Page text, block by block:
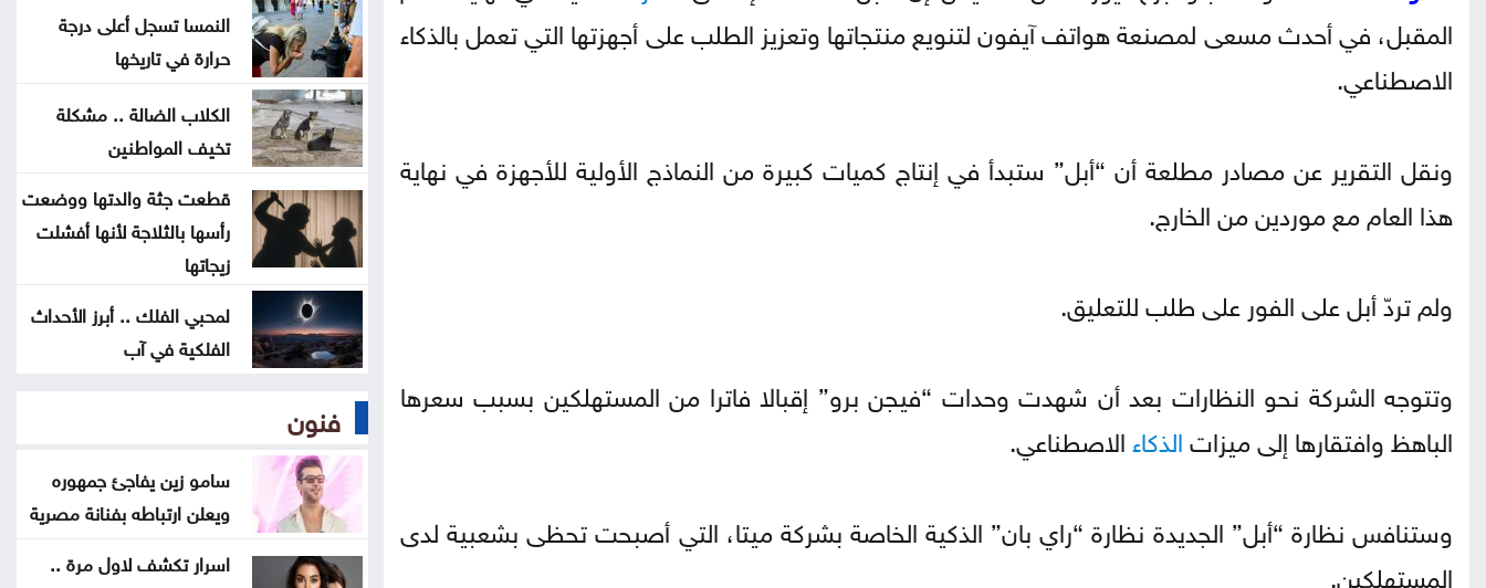
المقبل، في أحدث مسعى لمصنعة هواتف آيفون لتنويع منتجاتها وتعزيز الطلب على أجهزتها التي تعمل بالذكاء
الاصطناعي.
ونقل التقرير عن مصادر مطلعة أن “أبل” ستبدأ في إنتاج كميات كبيرة من النماذج الأولية للأجهزة في نهاية
هذا العام مع موردين من الخارج.
ولم تردّ أبل على الفور على طلب للتعليق.
وتتوجه الشركة نحو النظارات بعد أن شهدت وحدات “فيجن برو” إقبالا فاترا من المستهلكين بسبب سعرها
الباهظ وافتقارها إلى ميزاتالذكاءالاصطناعي.
وستنافس نظارة “أبل” الجديدة نظارة “راي بان” الذكية الخاصة بشركة ميتا، التي أصبحت تحظى بشعبية لدى
المستهلكين.
عملات رقمية مرتبطة بتمويل الحرس
الثوري
البناء الوطني: المباني غير المعزولة
تزيد استهلاك الكهرباء في موجات الحر
انطلاق رحلات برنامج أردننا جنة في
الكرك
عون: تقدم إيجابي في مفاوضات روما
حول الحدود والأسرى
سامو زين يفاجئ جمهوره ويعلن
ارتباطه بفنانة مصرية
النمسا تسجل أعلى درجة
حرارة في تاريخها
الكلاب الضالة .. مشكلة
تخيف المواطنين
قطعت جثة والدتها ووضعت
رأسها بالثلاجة لأنها أفشلت
زيجاتها
لمحبي الفلك .. أبرز الأحداث
الفلكية في آب
فنون
سامو زين يفاجئ جمهوره
ويعلن ارتباطه بفنانة مصرية
اسرار تكشف لاول مرة ..